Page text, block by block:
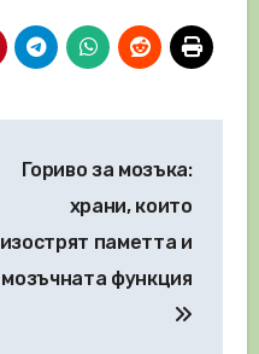
Гориво за мозъка:
храни, които
изострят паметта и
мозъчната функция